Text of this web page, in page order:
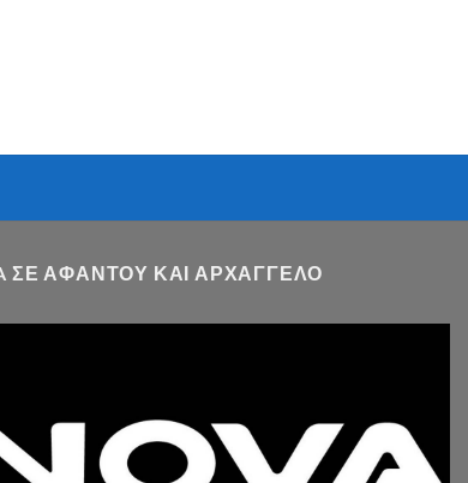
ΣΕ ΑΦΆΝΤΟΥ ΚΑΙ ΑΡΧΆΓΓΕΛΟ